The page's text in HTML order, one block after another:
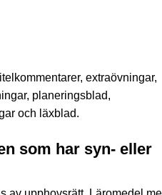
extraövningar,
planeringsblad,
och läxblad.
som har syn- eller